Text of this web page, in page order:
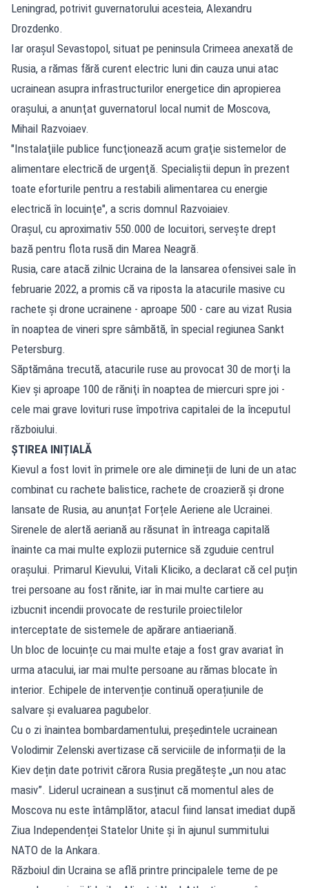
Leningrad, potrivit guvernatorului acesteia, Alexandru
Drozdenko.
Iar oraşul Sevastopol, situat pe peninsula Crimeea anexată de
Rusia, a rămas fără curent electric luni din cauza unui atac
ucrainean asupra infrastructurilor energetice din apropierea
oraşului, a anunţat guvernatorul local numit de Moscova,
Mihail Razvoiaev.
"Instalaţiile publice funcţionează acum graţie sistemelor de
alimentare electrică de urgenţă. Specialiştii depun în prezent
toate eforturile pentru a restabili alimentarea cu energie
electrică în locuinţe", a scris domnul Razvoiaiev.
Oraşul, cu aproximativ 550.000 de locuitori, serveşte drept
bază pentru flota rusă din Marea Neagră.
Rusia, care atacă zilnic Ucraina de la lansarea ofensivei sale în
februarie 2022, a promis că va riposta la atacurile masive cu
rachete şi drone ucrainene - aproape 500 - care au vizat Rusia
în noaptea de vineri spre sâmbătă, în special regiunea Sankt
Petersburg.
Săptămâna trecută, atacurile ruse au provocat 30 de morţi la
Kiev şi aproape 100 de răniţi în noaptea de miercuri spre joi -
cele mai grave lovituri ruse împotriva capitalei de la începutul
războiului.
ȘTIREA INIȚIALĂ
Kievul a fost lovit în primele ore ale dimineții de luni de un atac
combinat cu rachete balistice, rachete de croazieră și drone
lansate de Rusia, au anunțat Forțele Aeriene ale Ucrainei.
Sirenele de alertă aeriană au răsunat în întreaga capitală
înainte ca mai multe explozii puternice să zguduie centrul
orașului. Primarul Kievului, Vitali Kliciko, a declarat că cel puțin
trei persoane au fost rănite, iar în mai multe cartiere au
izbucnit incendii provocate de resturile proiectilelor
interceptate de sistemele de apărare antiaeriană.
Un bloc de locuințe cu mai multe etaje a fost grav avariat în
urma atacului, iar mai multe persoane au rămas blocate în
interior. Echipele de intervenție continuă operațiunile de
salvare și evaluarea pagubelor.
Cu o zi înaintea bombardamentului, președintele ucrainean
Volodimir Zelenski avertizase că serviciile de informații de la
Kiev dețin date potrivit cărora Rusia pregătește „un nou atac
masiv”. Liderul ucrainean a susținut că momentul ales de
Moscova nu este întâmplător, atacul fiind lansat imediat după
Ziua Independenței Statelor Unite și în ajunul summitului
NATO de la Ankara.
Războiul din Ucraina se află printre principalele teme de pe